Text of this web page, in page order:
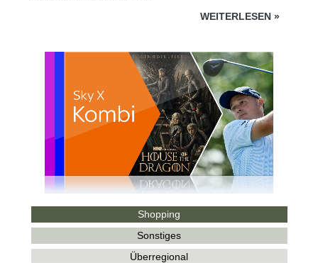
WEITERLESEN »
Shopping
Sonstiges
Überregional